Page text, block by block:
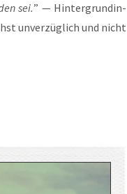
sei.” — Hin­ter­grund­in­
unver­züg­lich und nicht